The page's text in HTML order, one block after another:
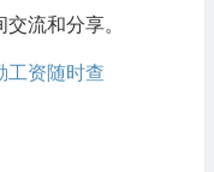
流和分享。